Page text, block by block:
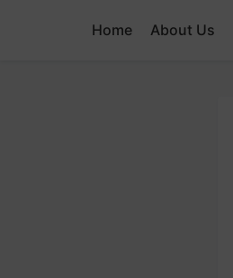
Home About Us